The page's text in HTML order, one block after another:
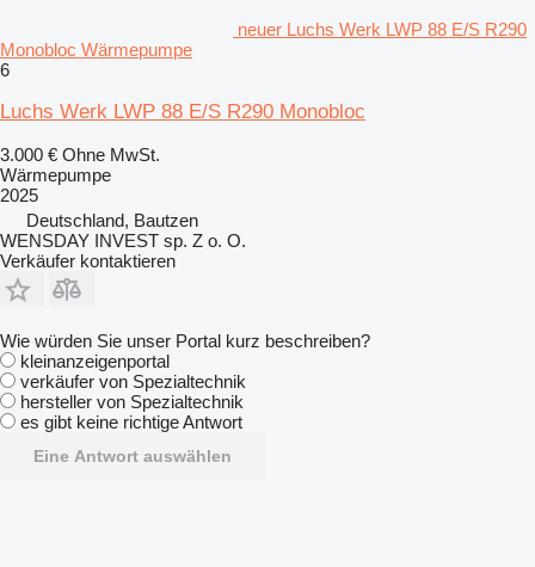
neuer Luchs Werk LWP 88 E/S R290
Monobloc Wärmepumpe
6
Luchs Werk LWP 88 E/S R290 Monobloc
3.000 € Ohne MwSt.
Wärmepumpe
2025
Deutschland, Bautzen
WENSDAY INVEST sp. Z o. O.
Verkäufer kontaktieren
Wie würden Sie unser Portal kurz beschreiben?
kleinanzeigenportal
verkäufer von Spezialtechnik
hersteller von Spezialtechnik
es gibt keine richtige Antwort
Eine Antwort auswählen